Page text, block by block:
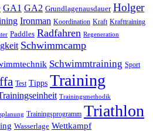
GA1 GA2 Grundlagenausdauer Holger
Ironman Koordination Kraft Krafttraining
Paddles Radfahren Regeneration
Schwimmcamp
Schwimmtraining Sport
Test Tipps Training
Trainingsmethodik
Trainingsprogramm Triathlon
Wasserlage Wettkampf